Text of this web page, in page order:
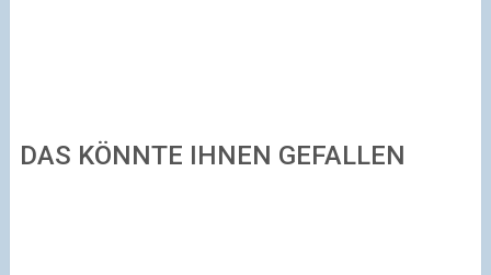
DAS KÖNNTE IHNEN GEFALLEN